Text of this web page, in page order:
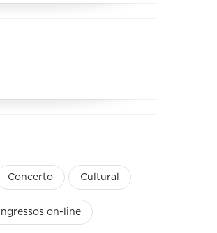
Concerto Cultural
Ingressos on-line